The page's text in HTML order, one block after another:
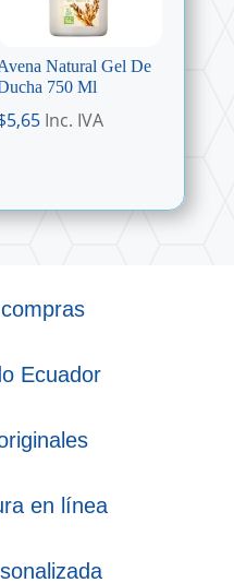
Natural Gel De
750 Ml
5,65 Inc. IVA
Ecuador
en línea